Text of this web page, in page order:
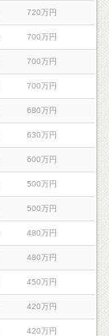
720万円
700万円
700万円
700万円
680万円
630万円
600万円
500万円
500万円
480万円
480万円
450万円
420万円
420万円